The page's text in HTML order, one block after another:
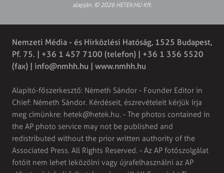
alapján. © 2026 HETEK.HU Kft.
Nemzeti Média - és Hírközlési Hatóság, 1525 Budapest,
Pf. 75. | +36 1 457 7100 (telefon) | +36 1 356 5520
(fax) | info@nmhh.hu | www.nmhh.hu
Alapító-főszerkesztő: Németh Sándor - Founder Editor in
Chief: Németh Sándor. Kérdéseit, észrevételeit kérjük írja
meg címünkre: hetek@hetek.hu. - The photos contained in
the AP photo service may not be published and
redistributed without the prior written authority of the
Associated Press. All Rights Reserved. - Az AP fotószolgálat
fotóit nem lehet leközölni vagy újrafelhasználni az AP